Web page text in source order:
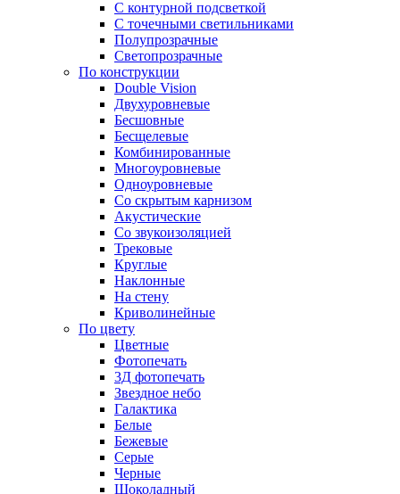
С контурной подсветкой
С точечными светильниками
Полупрозрачные
Светопрозрачные
По конструкции
Double Vision
Двухуровневые
Бесшовные
Бесщелевые
Комбинированные
Многоуровневые
Одноуровневые
Со скрытым карнизом
Акустические
Со звукоизоляцией
Трековые
Круглые
Наклонные
На стену
Криволинейные
По цвету
Цветные
Фотопечать
3Д фотопечать
Звездное небо
Галактика
Белые
Бежевые
Серые
Черные
Шоколадный